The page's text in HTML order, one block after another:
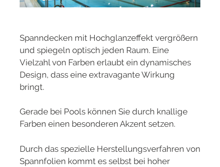
Spanndecken mit Hochglanzeffekt vergrößern
und spiegeln optisch jeden Raum. Eine
Vielzahl von Farben erlaubt ein dynamisches
Design, dass eine extravagante Wirkung
bringt.
Gerade bei Pools können Sie durch knallige
Farben einen besonderen Akzent setzen.
Durch das spezielle Herstellungsverfahren von
Spannfolien kommt es selbst bei hoher